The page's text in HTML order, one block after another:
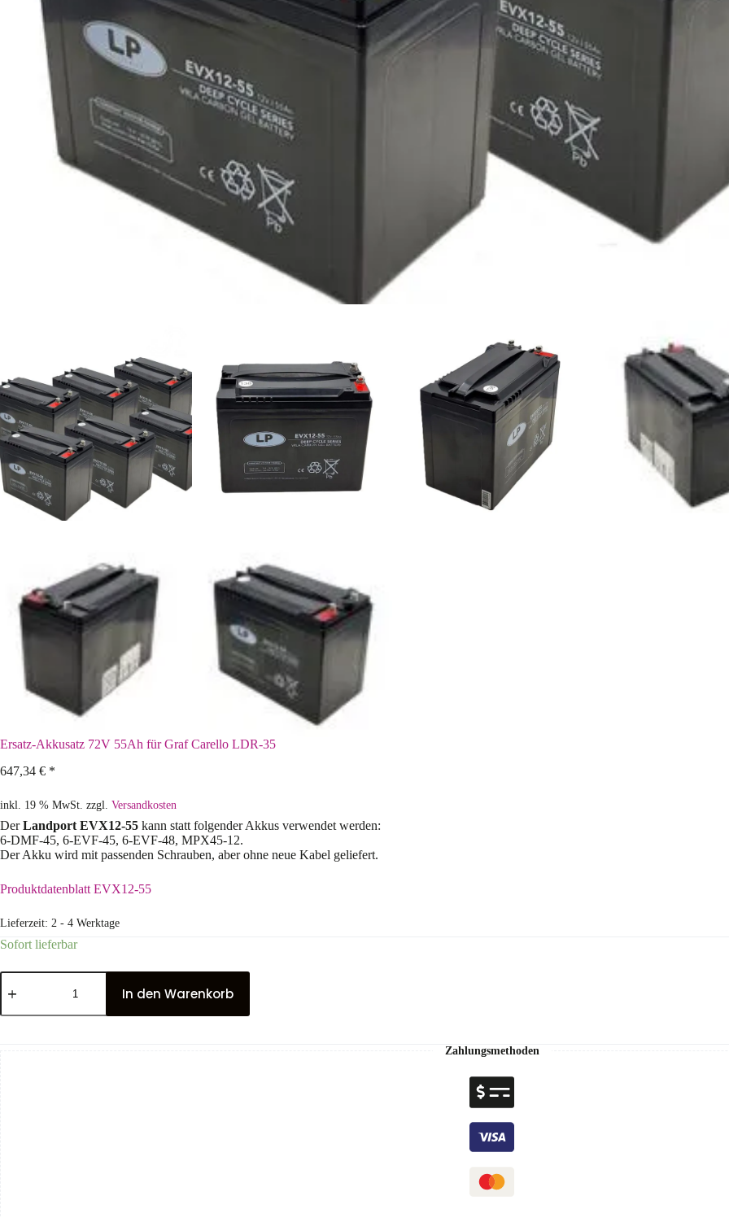
Ersatz-Akkusatz 72V 55Ah für Graf Carello LDR-35
647,34 € *
inkl. 19 % MwSt. zzgl. Versandkosten
DerLandport EVX12-55 kann statt folgender Akkus verwendet werden:
6-DMF-45, 6-EVF-45, 6-EVF-48, MPX45-12.
Der Akku wird mit passenden Schrauben, aber ohne neue Kabel geliefert.
Produktdatenblatt EVX12-55
Lieferzeit: 2 - 4 Werktage
Sofort lieferbar
In den Warenkorb
Zahlungsmethoden